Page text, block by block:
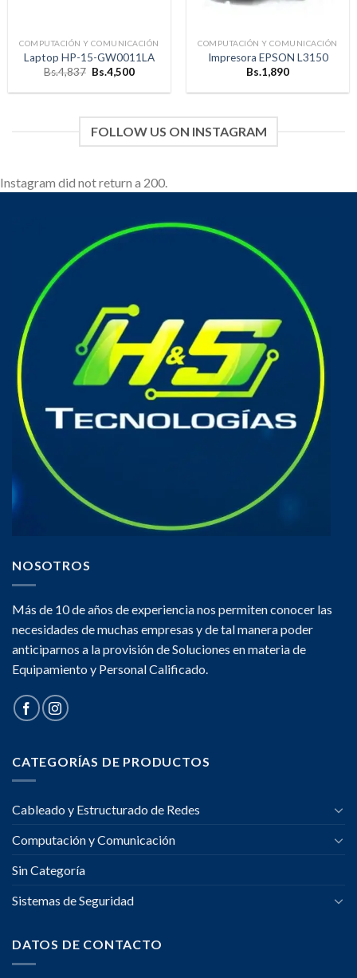
COMPUTACIÓN Y COMUNICACIÓN
Laptop HP-15-GW0011LA
Bs.4,837 El
precio
original
Bs.4,500El
actual
COMPUTACIÓN Y COMUNICACIÓN
Impresora EPSON L3150
Bs.1,890
FOLLOW US ON INSTAGRAM
Instagram did not return a 200.
NOSOTROS
Más de 10 de años de experiencia nos permiten conocer las
necesidades de muchas empresas y de tal manera poder
anticiparnos a la provisión de Soluciones en materia de
Equipamiento y Personal Calificado.
CATEGORÍAS DE PRODUCTOS
Cableado y Estructurado de Redes
Computación y Comunicación
Sin Categoría
Sistemas de Seguridad
DATOS DE CONTACTO